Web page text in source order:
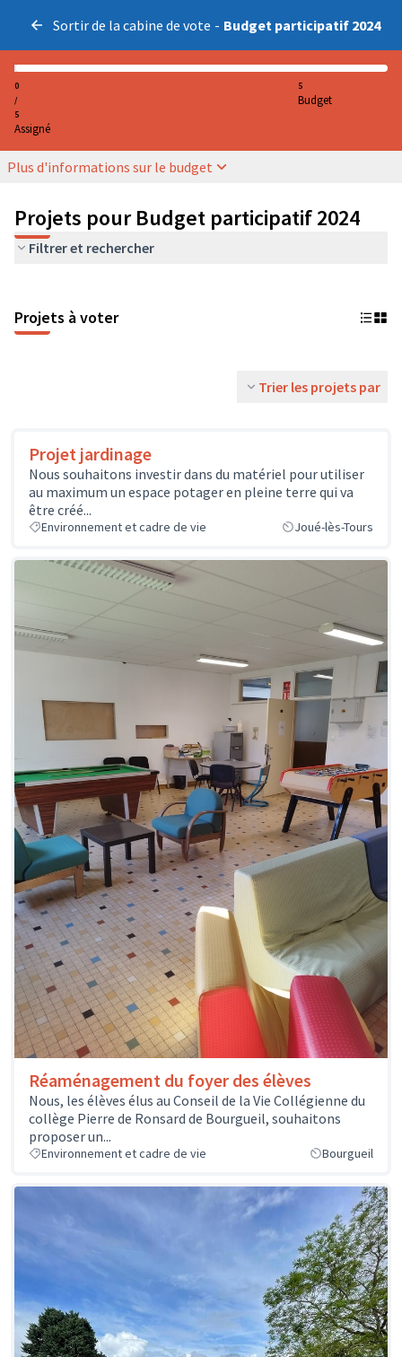
Sortir de la cabine de vote - Budget participatif 2024
0
/
5
Assigné
5
Budget
Plus d'informations sur le budget
Projets pour Budget participatif 2024
Filtrer et rechercher
Projets à voter
Trier les projets par
Projet jardinage
Nous souhaitons investir dans du matériel pour utiliser
au maximum un espace potager en pleine terre qui va
être créé...
Environnement et cadre de vie Joué-lès-Tours
Réaménagement du foyer des élèves
Nous, les élèves élus au Conseil de la Vie Collégienne du
collège Pierre de Ronsard de Bourgueil, souhaitons
proposer un...
Environnement et cadre de vie Bourgueil